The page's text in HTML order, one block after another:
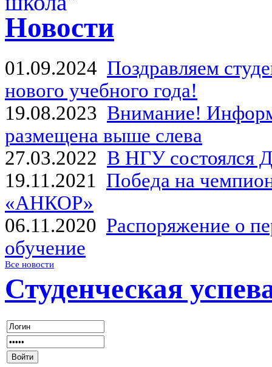
Новости
01.09.2024 Поздравляем
нового учебного года!
19.08.2023 Внимание!
размещена выше слева
27.03.2022 В НГУ состоялся
19.11.2021 Победа на
«АНКОР»
06.11.2020 Распоряжение о
обучение
Все новости
Студенческая